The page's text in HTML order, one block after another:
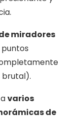
miradores
brutal).
varios
de